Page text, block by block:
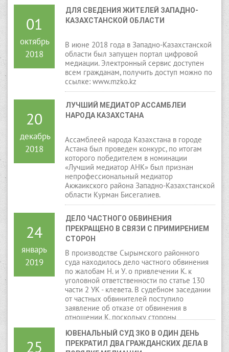
01
октябрь
2018
ДЛЯ СВЕДЕНИЯ ЖИТЕЛЕЙ ЗАПАДНО-
КАЗАХСТАНСКОЙ ОБЛАСТИ
В июне 2018 года в Западно-Казахстанской
области был запущен портал цифровой
медиации. Электронный сервис доступен
всем гражданам, получить доступ можно по
ссылке: www.mzko.kz
20
декабрь
2018
ЛУЧШИЙ МЕДИАТОР АССАМБЛЕИ
НАРОДА КАЗАХСТАНА
Ассамблеей народа Казахстана в городе
Астана был проведен конкурс, по итогам
которого победителем в номинации
«Лучший медиатор АНК» был признан
непрофессиональный медиатор
Акжаикского района Западно-Казахстанской
области Курман Бисегалиев.
24
январь
2019
ДЕЛО ЧАСТНОГО ОБВИНЕНИЯ
ПРЕКРАЩЕНО В СВЯЗИ С ПРИМИРЕНИЕМ
СТОРОН
В производстве Сырымского районного
суда находилось дело частного обвинения
по жалобам Н. и У. о привлечении К. к
уголовной ответственности по статье 130
части 2 УК - клевета. В судебном заседании
от частных обвинителей поступило
заявление об отказе от обвинения в
отношении К, поскольку стороны
25
ЮВЕНАЛЬНЫЙ СУД ЗКО В ОДИН ДЕНЬ
ПРЕКРАТИЛ ДВА ГРАЖДАНСКИХ ДЕЛА В